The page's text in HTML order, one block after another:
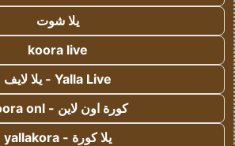
يلا شوت
koora live
Yalla Live - يلا لايف
كورة اون لاين - koora onl
يلا كورة - yallakora